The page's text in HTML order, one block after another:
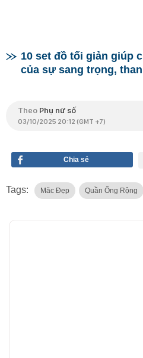
10 set đồ tối giản giúp
của sự sang trọng,
Theo Phụ nữ số
03/10/2025 20:12 (GMT +7)
Chia sẻ
Tags: Măc Đẹp Quần Ống Rộng